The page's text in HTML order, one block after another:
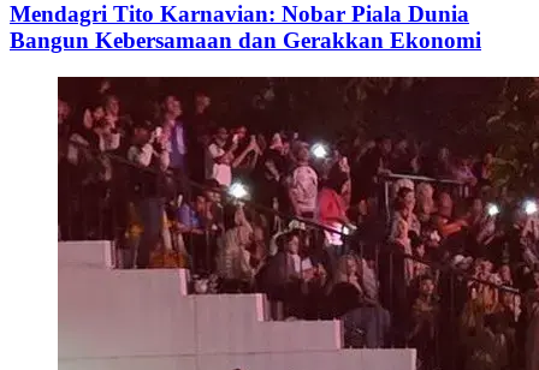
Mendagri Tito Karnavian: Nobar Piala Dunia
Bangun Kebersamaan dan Gerakkan Ekonomi